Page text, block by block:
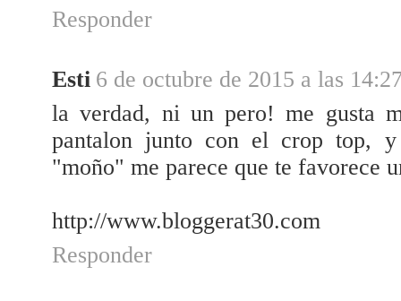
Responder
Esti 6 de octubre de 2015 a las
la verdad, ni un pero! me gusta
pantalon junto con el crop top,
"moño" me parece que te favorece
http://www.bloggerat30.com
Responder